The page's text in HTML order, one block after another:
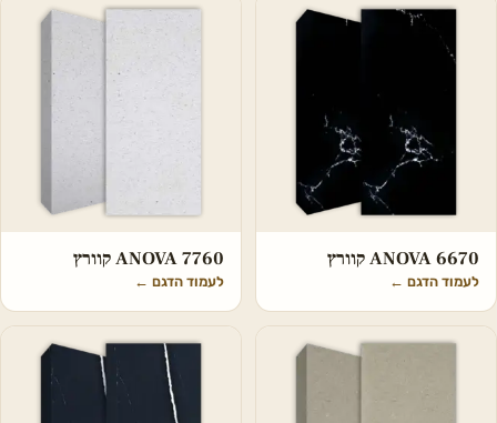
ANOVA 6670 קוורץ
לעמוד הדגם ←
ANOVA 7760 קוורץ
לעמוד הדגם ←